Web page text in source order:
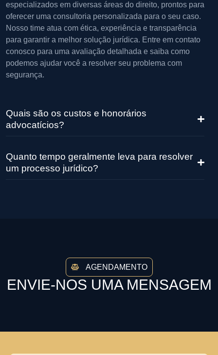
especializados em diversas áreas do direito, prontos para
oferecer uma consultoria personalizada para o seu caso.
Nosso time atua com ética, experiência e transparência
para garantir a melhor solução jurídica. Entre em contato
conosco para uma avaliação detalhada e saiba como
podemos ajudar você a resolver seu problema com
segurança.
Quais são os custos e honorários
advocatícios?
Quanto tempo geralmente leva para resolver
um processo jurídico?
AGENDAMENTO
ENVIE-NOS UMA MENSAGEM